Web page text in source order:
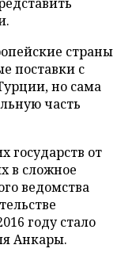
страны
поставки с
но сама
часть
государств от
в сложное
ведомства
году стало
Анкары.